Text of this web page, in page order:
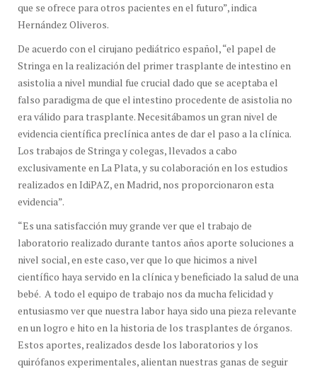
que se ofrece para otros pacientes en el futuro”, indica
Hernández Oliveros.
De acuerdo con el cirujano pediátrico español, “el papel de
Stringa en la realización del primer trasplante de intestino en
asistolia a nivel mundial fue crucial dado que se aceptaba el
falso paradigma de que el intestino procedente de asistolia no
era válido para trasplante. Necesitábamos un gran nivel de
evidencia científica preclínica antes de dar el paso a la clínica.
Los trabajos de Stringa y colegas, llevados a cabo
exclusivamente en La Plata, y su colaboración en los estudios
realizados en IdiPAZ, en Madrid, nos proporcionaron esta
evidencia”.
“Es una satisfacción muy grande ver que el trabajo de
laboratorio realizado durante tantos años aporte soluciones a
nivel social, en este caso, ver que lo que hicimos a nivel
científico haya servido en la clínica y beneficiado la salud de una
bebé. A todo el equipo de trabajo nos da mucha felicidad y
entusiasmo ver que nuestra labor haya sido una pieza relevante
en un logro e hito en la historia de los trasplantes de órganos.
Estos aportes, realizados desde los laboratorios y los
quirófanos experimentales, alientan nuestras ganas de seguir